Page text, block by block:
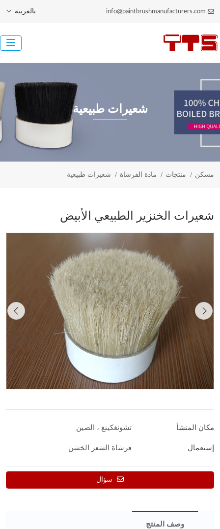
info@paintbrushmanufacturers.com بالعربية
شعيرات طبيعية
مسكن منتجات مادة الفرشاة شعيرات طبيعية
شعيرات الخنزير الطبيعي الأبيض
مكان المنشأ تشونغكينغ ، الصين
إستعمال فرشاة الشعر الخشن
سؤال
وصف المنتج